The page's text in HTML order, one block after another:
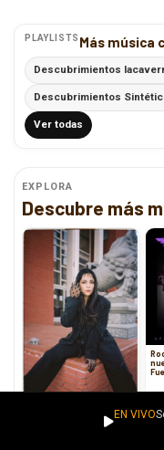
PLAYLISTS Más música
Descubrimientos
Descubrimientos
Ver todas
EXPLORA
Descubre más
single “Rosas (dímelo)”EN VIVO